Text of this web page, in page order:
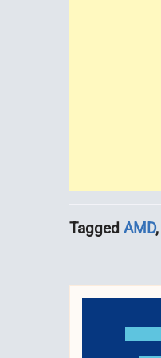
Tagged AMD,